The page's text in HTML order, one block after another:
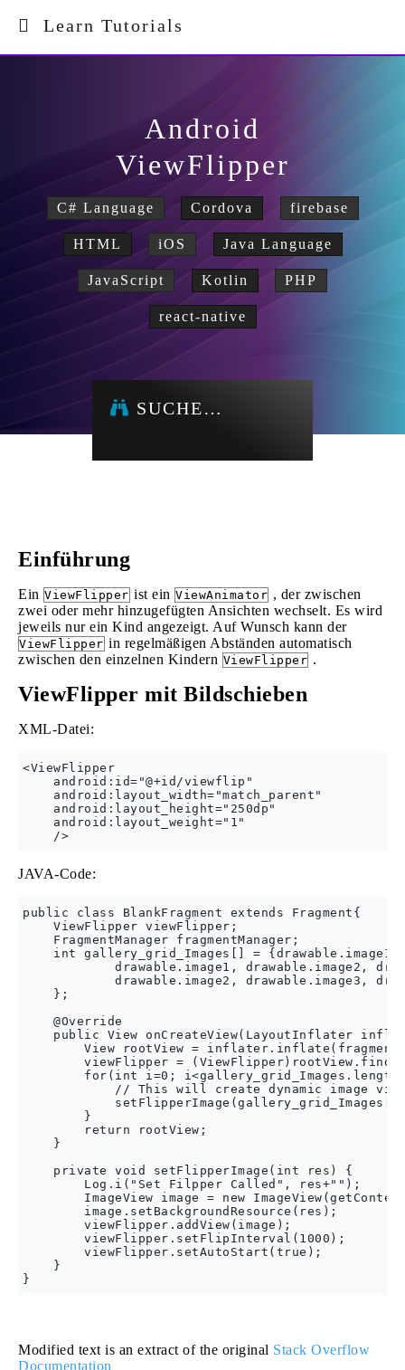
Learn Tutorials
Android
ViewFlipper
C# Language Cordova firebase
HTML iOS Java Language
JavaScript Kotlin PHP
react-native
SUCHE…
Einführung
Ein ViewFlipper ist ein ViewAnimator , der zwischen
zwei oder mehr hinzugefügten Ansichten wechselt. Es wird
jeweils nur ein Kind angezeigt. Auf Wunsch kann der
ViewFlipper in regelmäßigen Abständen automatisch
zwischen den einzelnen Kindern ViewFlipper .
ViewFlipper mit Bildschieben
XML-Datei:
<ViewFlipper
    android:id="@+id/viewflip"
    android:layout_width="match_parent"
    android:layout_height="250dp"
    android:layout_weight="1"
JAVA-Code:
public class BlankFragment extends Fragment{
    ViewFlipper viewFlipper;
    FragmentManager fragmentManager;
int gallery_grid_Images[] =
drawable.image1, drawable.image2,
drawable.image2, drawable.image3,
    };
    @Override
public View onCreateView(LayoutInflater
View rootView =
viewFlipper =
for(int i=0;
// This will create dynamic image
        }
        return rootView;
    }
    private void setFlipperImage(int res) {
        Log.i("Set Filpper Called", res+"");
ImageView image = new
        image.setBackgroundResource(res);
        viewFlipper.addView(image);
        viewFlipper.setFlipInterval(1000);
        viewFlipper.setAutoStart(true);
    }
Modified text is an extract of the original Stack Overflow
Documentation